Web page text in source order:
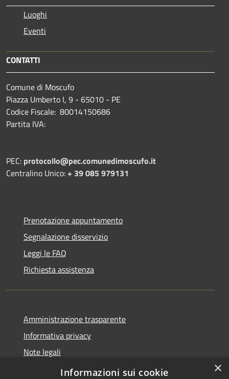
Luoghi
Eventi
CONTATTI
Comune di Moscufo
Piazza Umberto I, 9 - 65010 - PE
Codice Fiscale: 80014150686
Partita IVA:
PEC: protocollo@pec.comunedimoscufo.it
Centralino Unico:+ 39 085 979131
Prenotazione appuntamento
Segnalazione disservizio
Leggi le FAQ
Richiesta assistenza
Amministrazione trasparente
Informativa privacy
Note legali
Dichiarazione di accessibilità
×
Informazioni sui cookie